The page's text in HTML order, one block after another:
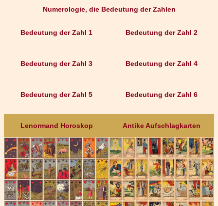
Numerologie, die Bedeutung der Zahlen
Bedeutung der Zahl 1
Bedeutung der Zahl 3
Bedeutung der Zahl 5
Bedeutung der Zahl 2
Bedeutung der Zahl 4
Bedeutung der Zahl 6
Lenormand Horoskop Antike Aufschlagkarten